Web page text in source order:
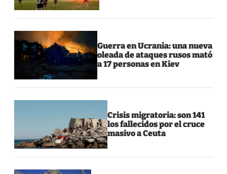
Guerra en Ucrania: una nueva
oleada de ataques rusos mató
a 17 personas en Kiev
Crisis migratoria: son 141
los fallecidos por el cruce
masivo a Ceuta